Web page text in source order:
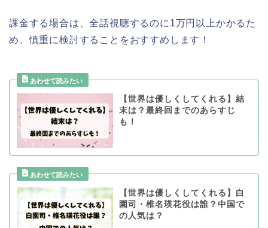
課金する場合は、全話視聴するのに1万円以上かかるた
め、慎重に検討することをおすすめします！
【世界は優しくしてくれる】結
末は？最終回までのあらすじ
も！
【世界は優しくしてくれる】白
園司・椎名瑛花役は誰？中国で
の人気は？